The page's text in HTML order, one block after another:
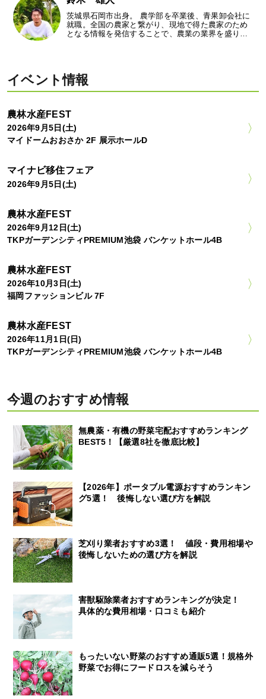
茨城県石岡市出身。 農学部を卒業後、青果卸会社に
就職。全国の農家と繋がり、現地で得た農家のため
となる情報を発信することで、農業の業界を盛り…
イベント情報
農林水産FEST
2026年9月5日(土)
マイドームおおさか 2F 展示ホールD
マイナビ移住フェア
2026年9月5日(土)
農林水産FEST
2026年9月12日(土)
TKPガーデンシティPREMIUM池袋 バンケットホール4B
農林水産FEST
2026年10月3日(土)
福岡ファッションビル 7F
農林水産FEST
2026年11月1日(日)
TKPガーデンシティPREMIUM池袋 バンケットホール4B
今週のおすすめ情報
無農薬・有機の野菜宅配おすすめランキング
BEST5！【厳選8社を徹底比較】
【2026年】ポータブル電源おすすめランキン
グ5選！ 後悔しない選び方を解説
芝刈り業者おすすめ3選！ 値段・費用相場や
後悔しないための選び方を解説
害獣駆除業者おすすめランキングが決定！
具体的な費用相場・口コミも紹介
もったいない野菜のおすすめ通販5選！規格外
野菜でお得にフードロスを減らそう